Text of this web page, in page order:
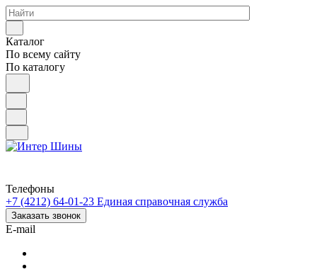
Каталог
По всему сайту
По каталогу
Телефоны
+7 (4212) 64-01-23 Единая справочная служба
Заказать звонок
E-mail